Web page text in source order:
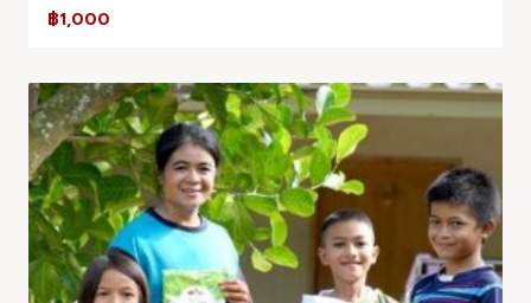
฿1,000